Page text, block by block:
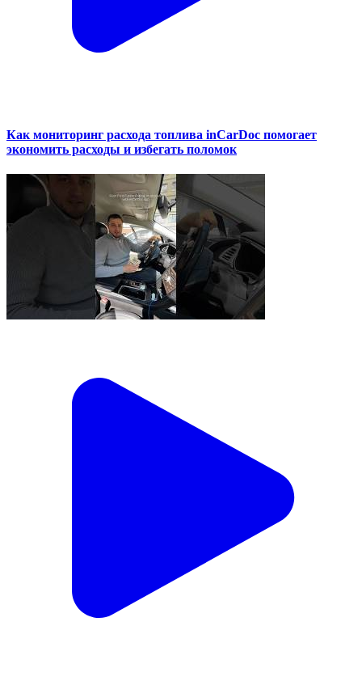
Как мониторинг расхода топлива inCarDoc помогает
экономить расходы и избегать поломок